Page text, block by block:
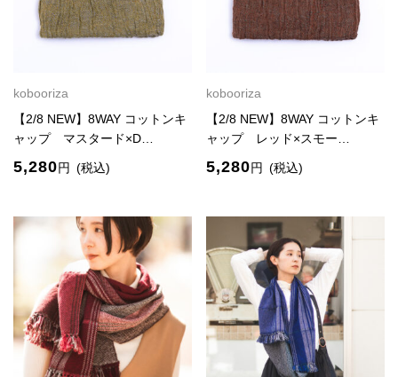
kobooriza
【2/8 NEW】8WAY コットンキ
ャップ マスタード×D…
5,280円 (税込)
kobooriza
【2/8 NEW】8WAY コットンキ
ャップ レッド×スモー…
5,280円 (税込)